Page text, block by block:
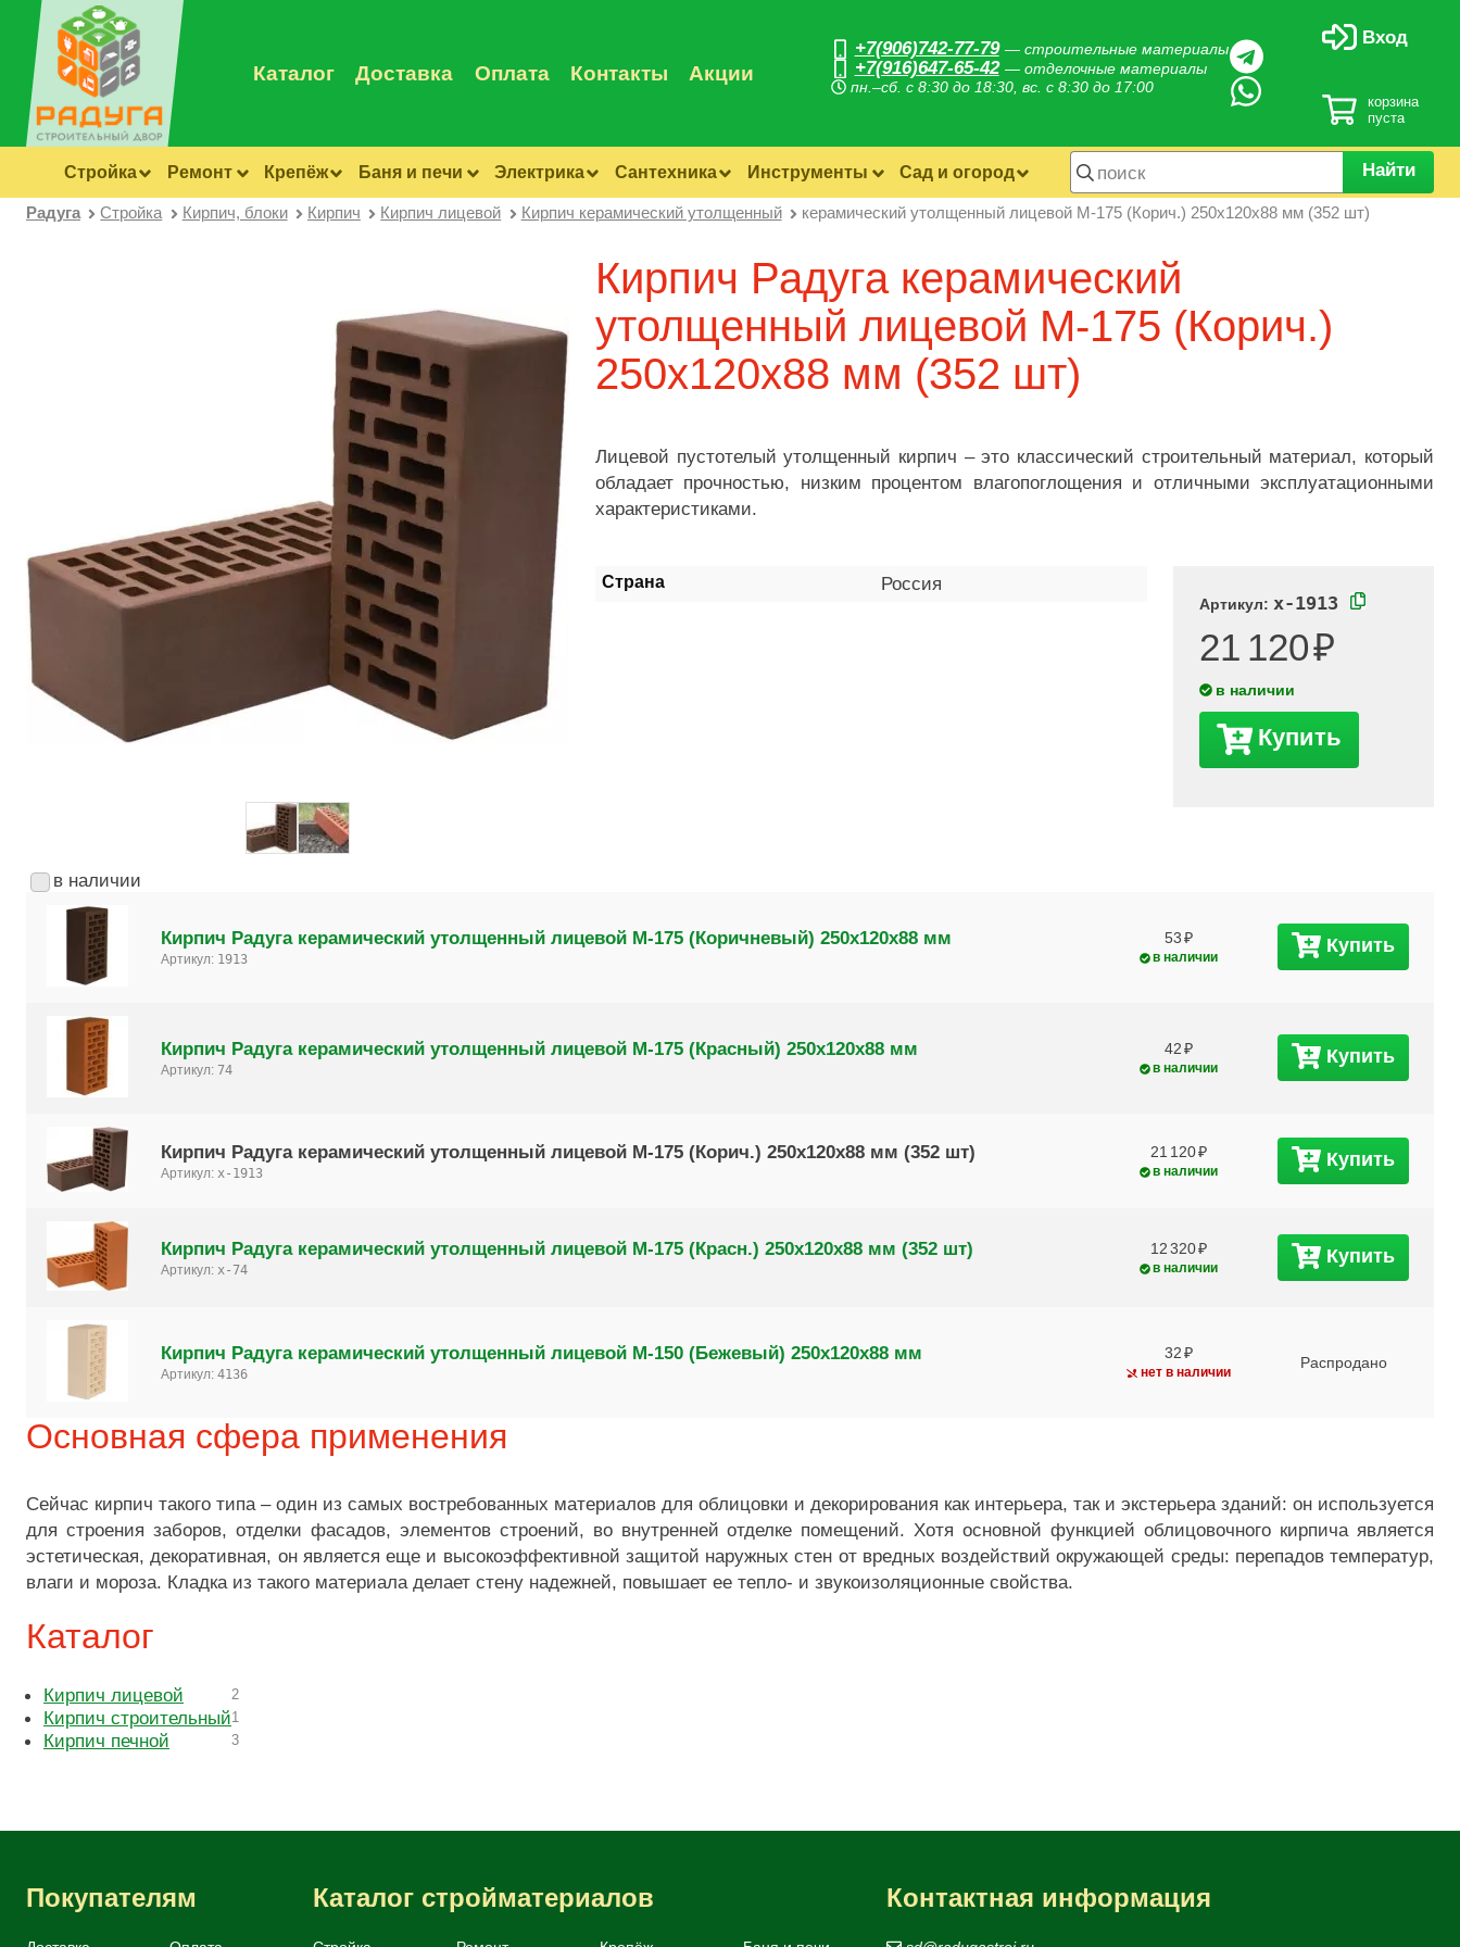
+7(906)742-77-79 — строительные материалы
+7(916)647-65-42 — отделочные материалы
пн.–сб. с 8:30 до 18:30, вс. с 8:30 до 17:00
Каталог Доставка Оплата Контакты Акции
Вход
корзина
пуста
Стройка Ремонт Крепёж Баня и печи Электрика Сантехника Инструменты Сад и огород Найти
Радуга Стройка Кирпич, блоки Кирпич Кирпич лицевой Кирпич керамический утолщенный керамический утолщенный лицевой М-175 (Корич.) 250х120х88 мм (352 шт)
Кирпич Радуга керамический
утолщенный лицевой М-175 (Корич.)
250х120х88 мм (352 шт)
Артикул: x-1913
21 120
в наличии
Купить
Страна Россия
Лицевой пустотелый утолщенный кирпич – это классический строительный материал, который
обладает прочностью, низким процентом влагопоглощения и отличными эксплуатационными
характеристиками.
в наличии
Кирпич Радуга керамический утолщенный лицевой М-175 (Коричневый) 250х120х88 мм
Артикул: 1913
53
в наличии
Купить
Кирпич Радуга керамический утолщенный лицевой М-175 (Красный) 250х120х88 мм
Артикул: 74
42
в наличии
Купить
Кирпич Радуга керамический утолщенный лицевой М-175 (Корич.) 250х120х88 мм (352 шт)
Артикул: x-1913
21 120
в наличии
Купить
Кирпич Радуга керамический утолщенный лицевой М-175 (Красн.) 250х120х88 мм (352 шт)
Артикул: x-74
12 320
в наличии
Купить
Кирпич Радуга керамический утолщенный лицевой М-150 (Бежевый) 250х120х88 мм
Артикул: 4136
32
нет в наличии
Распродано
Основная сфера применения
Сейчас кирпич такого типа – один из самых востребованных материалов для облицовки и декорирования как интерьера, так и экстерьера зданий: он используется
для строения заборов, отделки фасадов, элементов строений, во внутренней отделке помещений. Хотя основной функцией облицовочного кирпича является
эстетическая, декоративная, он является еще и высокоэффективной защитой наружных стен от вредных воздействий окружающей среды: перепадов температур,
влаги и мороза. Кладка из такого материала делает стену надежней, повышает ее тепло- и звукоизоляционные свойства.
Каталог
Кирпич лицевой 2
Кирпич строительный1
Кирпич печной 3
Покупателям Каталог стройматериалов Контактная информация